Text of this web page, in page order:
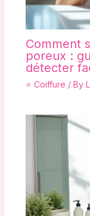
Comment
poreux :
détecter
⭐ Coiffure / By